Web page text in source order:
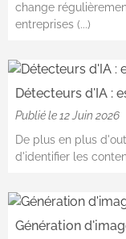
change
entreprises (...)
Détecteurs d'IA :
Publié le 12 Juin 2026
De plus en plus
d'identifier les
Génération